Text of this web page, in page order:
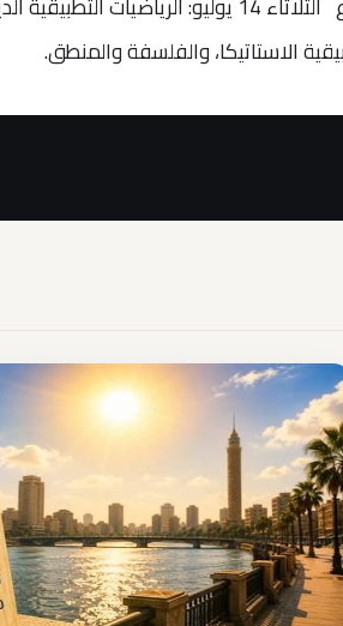
الاستاتيكا، والفلسفة والمنطق.